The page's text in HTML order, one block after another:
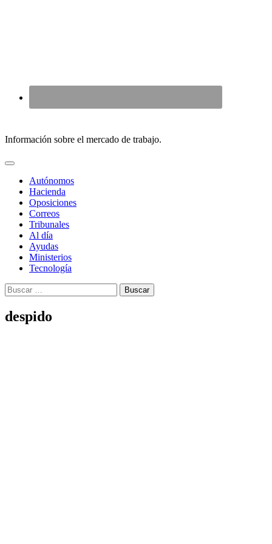
Información sobre el mercado de trabajo.
Autónomos
Hacienda
Oposiciones
Correos
Tribunales
Al día
Ayudas
Ministerios
Tecnología
Buscar:
despido